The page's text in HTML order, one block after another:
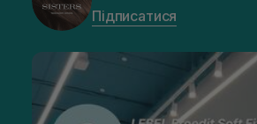
Підписатися